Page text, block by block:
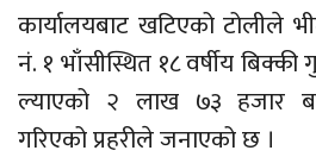
कार्यालयबाट खटिएको टोलीले
नं. १ भाँसीस्थित १८ वर्षीय
ल्याएको २ लाख ७३ हजार
गरिएको प्रहरीले जनाएको छ ।